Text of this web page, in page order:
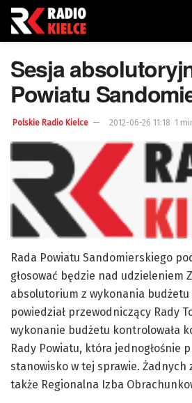
Sesja
Powiatu
Polskie Radio Kielce 2012-06-26 11:18 1
Rada Powiatu Sandomierskiego
głosować będzie nad udzieleniem
absolutorium z wykonania budżetu
powiedział przewodniczący Rady
wykonanie budżetu kontrolowała
Rady Powiatu, która jednogłośnie
stanowisko w tej sprawie. Żadnych
także Regionalna Izba